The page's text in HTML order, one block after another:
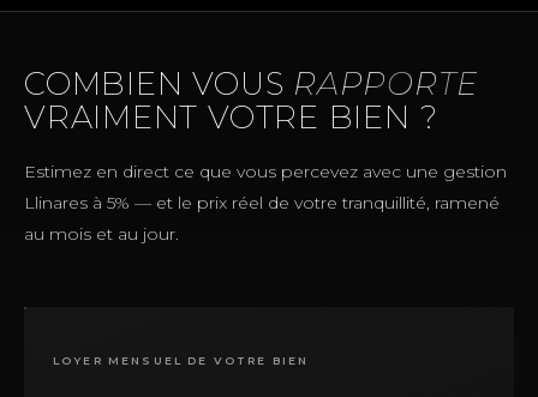
COMBIEN VOUS RAPPORTE
VRAIMENT VOTRE BIEN ?
Estimez en direct ce que vous percevez avec une gestion
Llinares à 5% — et le prix réel de votre tranquillité, ramené
au mois et au jour.
LOYER MENSUEL DE VOTRE BIEN